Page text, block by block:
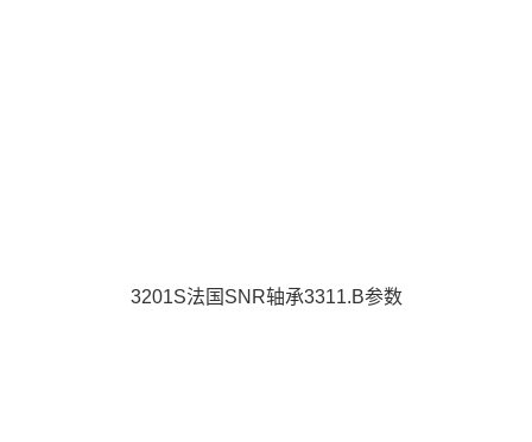
3201S法国SNR轴承3311.B参数